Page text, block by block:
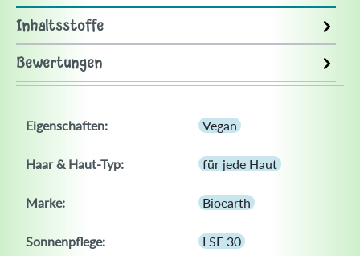
Inhaltsstoffe
Bewertungen
Eigenschaften: Vegan
Haar & Haut-Typ: für jede Haut
Marke: Bioearth
Sonnenpflege: LSF 30